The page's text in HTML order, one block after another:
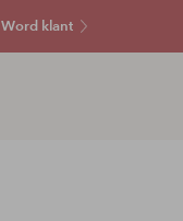
Word klant